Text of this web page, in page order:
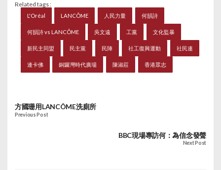
發出內部電郵通告，指
今天早段部份店鋪將暫
時停業。結果Lancôme
及其所屬集團公司
L'Oréal Group銅鑼灣辦
公室及旗下品牌專門店
包括Body Shop和
約數萬元租金。
Related tags :
L'Oréal LANCÔME 人民力量 何韻詩
何韻詩 vs LANCÔME 吳文遠 工黨 文化監暴
新民主同盟 民主黨 民陣 社工復興運動 社民連
連卡佛 銅鑼灣時代廣場 陳淑莊 香港眾志
方國珊用LANCÔME洗廁所
Previous Post
BBC現場專訪何：為信念發聲
Next Post